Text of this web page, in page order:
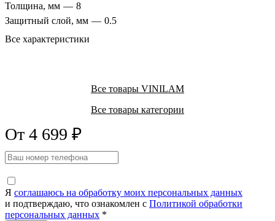
Толщина, мм — 8
Защитный слой, мм — 0.5
Все характеристики
Все товары VINILAM
Все товары категории
От 4 699 ₽
Я соглашаюсь на обработку моих персональных данных
и подтверждаю, что ознакомлен с Политикой обработки
персональных данных *